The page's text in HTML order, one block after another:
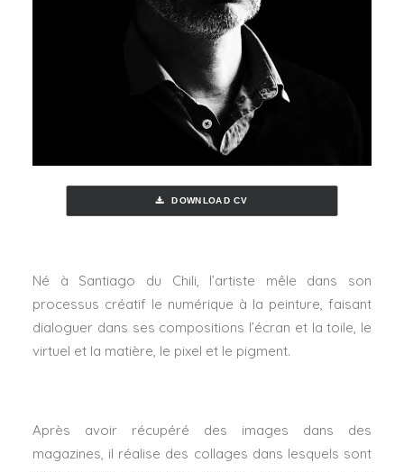
DOWNLOAD CV
Né à Santiago du Chili, l’artiste mêle dans son
processus créatif le numérique à la peinture, faisant
dialoguer dans ses compositions l’écran et la toile, le
virtuel et la matière, le pixel et le pigment.
Après avoir récupéré des images dans des
magazines, il réalise des collages dans lesquels sont